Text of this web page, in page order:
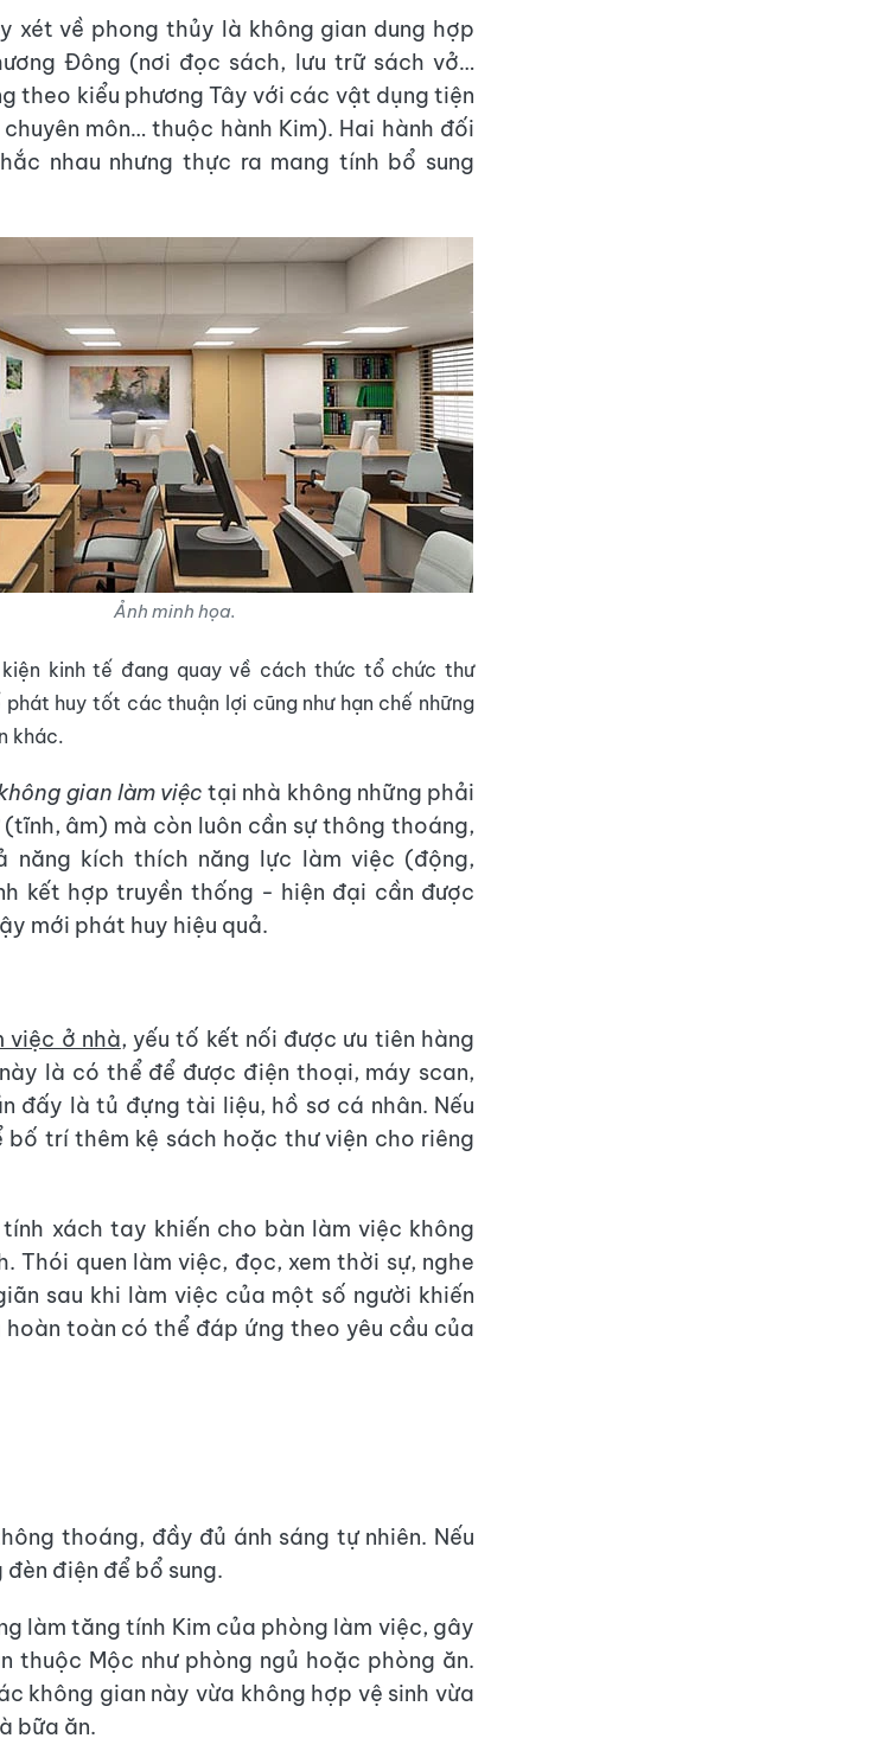
xét về phong thủy là không gian dung hợp
Đông (nơi đọc sách, lưu trữ sách vở…
theo kiểu phương Tây với các vật dụng tiện
môn… thuộc hành Kim). Hai hành đối
nhau nhưng thực ra mang tính bổ sung
Ảnh minh họa.
kinh tế đang quay về cách thức tổ chức thư
huy tốt các thuận lợi cũng như hạn chế những
khác.
gian làm việc tại nhà không những phải
âm) mà còn luôn cần sự thông thoáng,
kích thích năng lực làm việc (động,
kết hợp truyền thống - hiện đại cần được
mới phát huy hiệu quả.
việc ở nhà, yếu tố kết nối được ưu tiên hàng
là có thể để được điện thoại, máy scan,
đấy là tủ đựng tài liệu, hồ sơ cá nhân. Nếu
bố trí thêm kệ sách hoặc thư viện cho riêng
xách tay khiến cho bàn làm việc không
Thói quen làm việc, đọc, xem thời sự, nghe
sau khi làm việc của một số người khiến
toàn có thể đáp ứng theo yêu cầu của
thoáng, đầy đủ ánh sáng tự nhiên. Nếu
điện để bổ sung.
làm tăng tính Kim của phòng làm việc, gây
thuộc Mộc như phòng ngủ hoặc phòng ăn.
không gian này vừa không hợp vệ sinh vừa
bữa ăn.